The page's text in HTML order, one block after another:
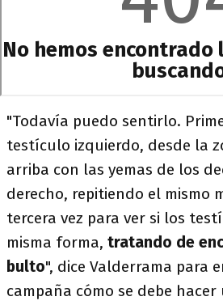
"Todavía puedo sentirlo.
testículo izquierdo, desde la
arriba con las yemas de los
derecho, repitiendo el mismo
tercera vez para ver si los
misma forma, tratando de
bulto", dice Valderrama para
campaña cómo se debe